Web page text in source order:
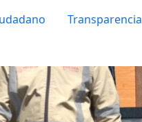
Transparencia